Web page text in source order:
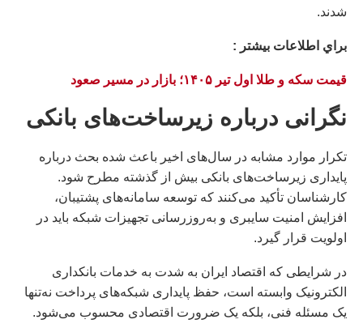
شدند.
براي اطلاعات بيشتر :
قیمت سکه و طلا اول تیر ۱۴۰۵؛ بازار در مسیر صعود
نگرانی درباره زیرساخت‌های بانکی
تکرار موارد مشابه در سال‌های اخیر باعث شده بحث درباره
پایداری زیرساخت‌های بانکی بیش از گذشته مطرح شود.
کارشناسان تأکید می‌کنند که توسعه سامانه‌های پشتیبان،
افزایش امنیت سایبری و به‌روزرسانی تجهیزات شبکه باید در
اولویت قرار گیرد.
در شرایطی که اقتصاد ایران به شدت به خدمات بانکداری
الکترونیک وابسته است، حفظ پایداری شبکه‌های پرداخت نه‌تنها
یک مسئله فنی، بلکه یک ضرورت اقتصادی محسوب می‌شود.